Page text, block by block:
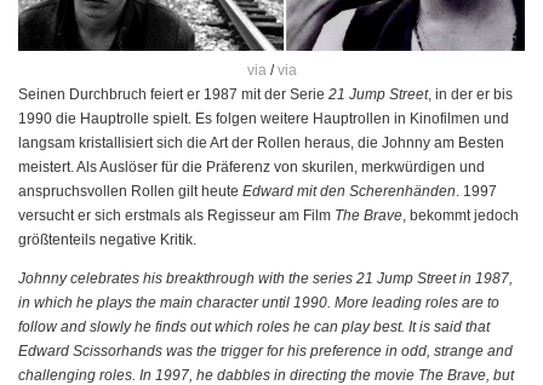
via/via
Seinen Durchbruch feiert er 1987 mit der Serie 21 Jump Street, in der er bis
1990 die Hauptrolle spielt. Es folgen weitere Hauptrollen in Kinofilmen und
langsam kristallisiert sich die Art der Rollen heraus, die Johnny am Besten
meistert. Als Auslöser für die Präferenz von skurilen, merkwürdigen und
anspruchsvollen Rollen gilt heute Edward mit den Scherenhänden. 1997
versucht er sich erstmals als Regisseur am Film The Brave, bekommt jedoch
größtenteils negative Kritik.
Johnny celebrates his breakthrough with the series 21 Jump Street in 1987,
in which he plays the main character until 1990. More leading roles are to
follow and slowly he finds out which roles he can play best. It is said that
Edward Scissorhands was the trigger for his preference in odd, strange and
challenging roles. In 1997, he dabbles in directing the movie The Brave, but